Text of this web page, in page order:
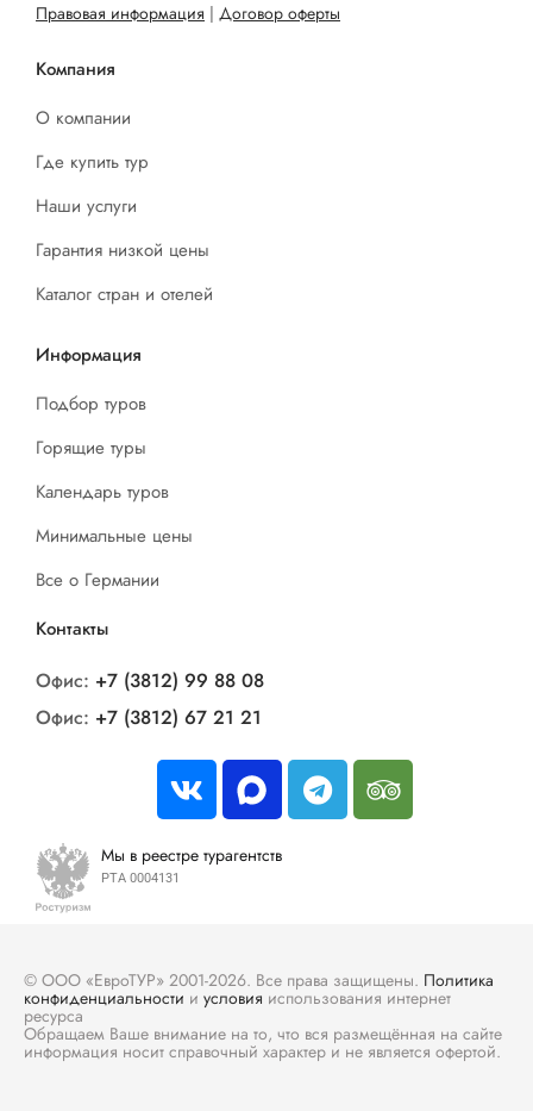
Правовая информация | Договор оферты
Компания
О компании
Где купить тур
Наши услуги
Гарантия низкой цены
Каталог стран и отелей
Информация
Подбор туров
Горящие туры
Календарь туров
Минимальные цены
Все о Германии
Контакты
Офис: +7 (3812) 99 88 08
Офис: +7 (3812) 67 21 21
Мы в реестре турагентств
РТА 0004131
© ООО «ЕвроТУР» 2001-2026. Все права защищены. Политика
конфиденциальности и условия использования интернет
ресурса
Обращаем Ваше внимание на то, что вся размещённая на сайте
информация носит справочный характер и не является офертой.